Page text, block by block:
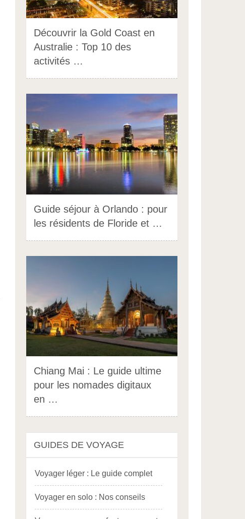
Découvrir la Gold Coast en
Australie : Top 10 des
activités …
Guide séjour à Orlando : pour
les résidents de Floride et …
Chiang Mai : Le guide ultime
pour les nomades digitaux
en …
GUIDES DE VOYAGE
Voyager léger : Le guide complet
Voyager en solo : Nos conseils